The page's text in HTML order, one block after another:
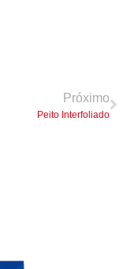
Próximo
Peito Interfoliado